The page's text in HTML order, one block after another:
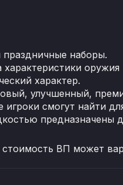
наборы.
характер.
улучшенный,
смогут найти
предназначены
ВП может